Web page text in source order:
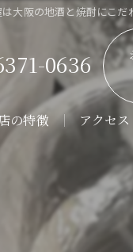
の地酒と焼酎にこだわ
0636
の特徴 アクセス